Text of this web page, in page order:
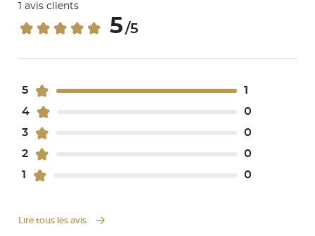
1 avis clients
5/5
5
1
4
0
3
0
2
0
1
0
Lire tous les avis